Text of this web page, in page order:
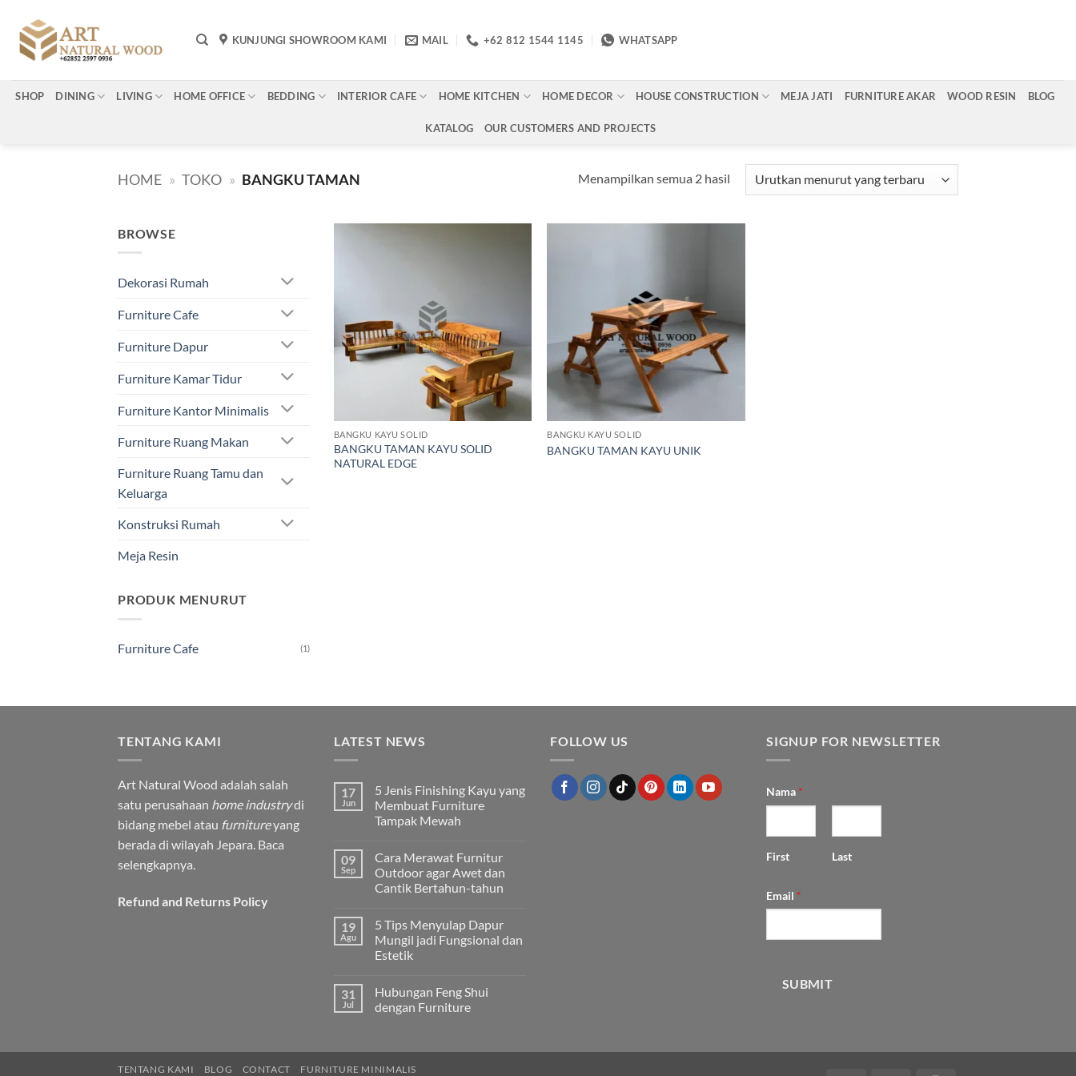
content
KUNJUNGI SHOWROOM KAMI MAIL +62 812 1544 1145 WHATSAPP
SHOP DINING LIVING HOME OFFICE BEDDING INTERIOR CAFE HOME KITCHEN HOME DECOR HOUSE CONSTRUCTION MEJA JATI FURNITURE AKAR WOOD RESIN BLOG
KATALOG OUR CUSTOMERS AND PROJECTS
HOME » TOKO » BANGKU TAMAN Menampilkan semua 2 hasilDiurutkan
menurut
BROWSE
Dekorasi Rumah
Furniture Cafe
Furniture Dapur
Furniture Kamar Tidur
Furniture Kantor Minimalis
Furniture Ruang Makan
Furniture Ruang Tamu dan
Keluarga
Konstruksi Rumah
Meja Resin
PRODUK MENURUT
Furniture Cafe (1)
BANGKU KAYU SOLID
BANGKU TAMAN KAYU SOLID
NATURAL EDGE
BANGKU KAYU SOLID
BANGKU TAMAN KAYU UNIK
TENTANG KAMI
Art Natural Wood adalah salah
satu perusahaan home industrydi
bidang mebel atau furnitureyang
berada di wilayah Jepara. Baca
selengkapnya.
Refund and Returns Policy
LATEST NEWS
17
Jun
5 Jenis Finishing Kayu yang
Membuat Furniture
Tampak Mewah
komentar
pada
5
Jenis
yang
Membuat
Furniture
Tampak
Mewah
09
Sep
Cara Merawat Furnitur
Outdoor agar Awet dan
Cantik Bertahun-tahun
komentar
pada
Cara
Merawat
agar
Awet
dan
19
Agu
5 Tips Menyulap Dapur
Mungil jadi Fungsional dan
Estetik
komentar
pada
5
Mungil
jadi
31
Jul
Hubungan Feng Shui
dengan Furniture
pada
Hubungan
FOLLOW US SIGNUP FOR NEWSLETTER
Nama *
First Last
Email *
SUBMIT
TENTANG KAMI BLOG CONTACT FURNITURE MINIMALIS